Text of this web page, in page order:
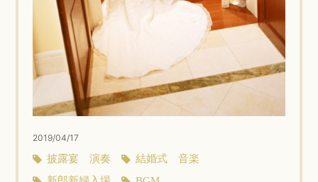
2019/04/17
披露宴 演奏
結婚式 音楽